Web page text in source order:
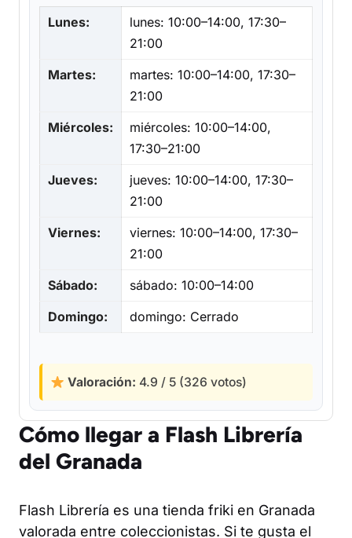
Lunes:
lunes: 10:00–14:00, 17:30–
21:00
Martes:
martes: 10:00–14:00, 17:30–
21:00
Miércoles:
miércoles: 10:00–14:00,
17:30–21:00
Jueves:
jueves: 10:00–14:00, 17:30–
21:00
Viernes:
viernes: 10:00–14:00, 17:30–
21:00
Sábado:
sábado: 10:00–14:00
Domingo:
domingo: Cerrado
Valoración: 4.9 / 5 (326 votos)
Cómo llegar a Flash Librería
del Granada
Flash Librería es una tienda friki en Granada
valorada entre coleccionistas. Si te gusta el